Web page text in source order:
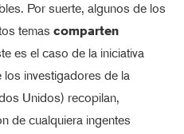
Por suerte, algunos de los
temas comparten
es el caso de la iniciativa
los investigadores de la
Unidos) recopilan,
de cualquiera ingentes